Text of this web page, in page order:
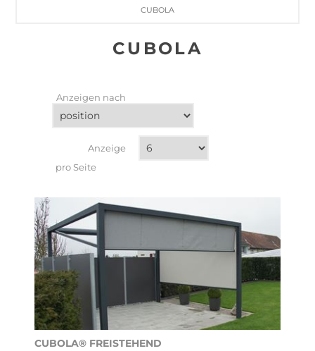
CUBOLA
CUBOLA
Anzeigen nach
Anzeige
pro Seite
CUBOLA® FREISTEHEND